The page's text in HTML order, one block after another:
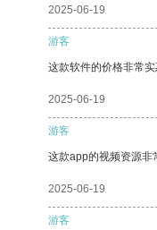
2025-06-19
游客
这款软件的价格非常实
2025-06-19
游客
这款app的视频资源非
2025-06-19
游客